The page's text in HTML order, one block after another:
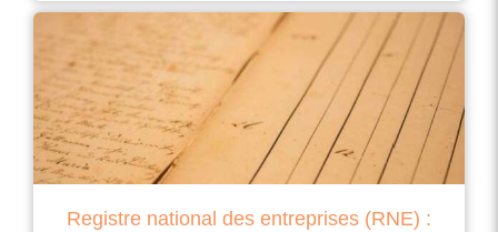
Registre national des entreprises (RNE) :